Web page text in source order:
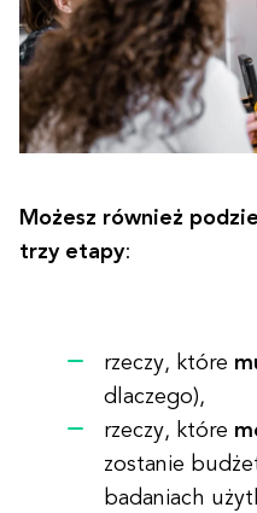
Możesz również
trzy etapy:
rzeczy, które
dlaczego),
rzeczy, które
zostanie
badaniach